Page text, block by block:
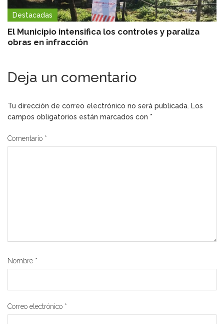
Destacadas
El Municipio intensifica los controles y paraliza
obras en infracción
Deja un comentario
Tu dirección de correo electrónico no será publicada. Los
campos obligatorios están marcados con *
Comentario *
Nombre *
Correo electrónico *